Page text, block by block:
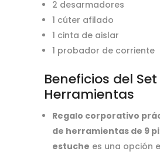
2 desarmadores
1 cúter afilado
1 cinta de aislar
1 probador de corriente
Beneficios del
Herramientas
Regalo corporativo
de herramientas de 9
estuche es una opción